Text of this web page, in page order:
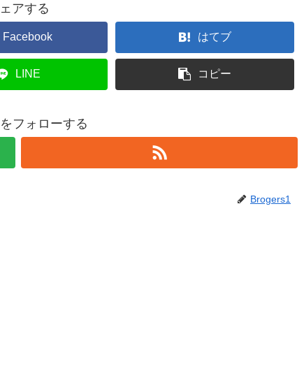
アする
Facebook はてブ
LINE コピー
フォローする
Brogers1